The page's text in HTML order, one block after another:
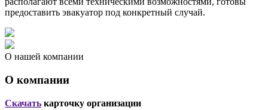
предоставить эвакуатор под конкретный случай.
О нашей компании
О компании
Скачать карточку организации